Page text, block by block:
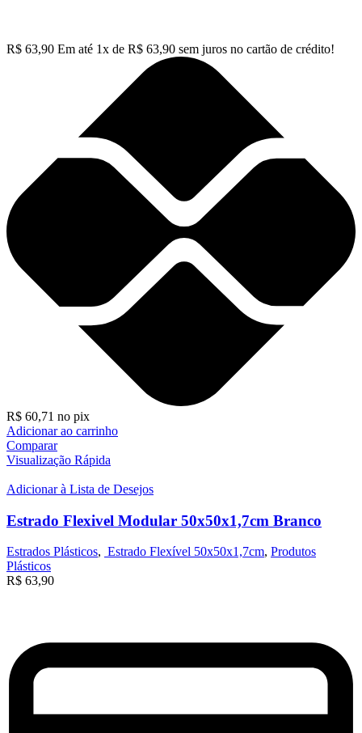
R$ 63,90 Em até 1x de R$ 63,90 sem juros no cartão de crédito!
R$ 60,71 no pix
Adicionar ao carrinho
Comparar
Visualização Rápida
Adicionar à Lista de Desejos
Estrado Flexivel Modular 50x50x1,7cm Branco
Estrados Plásticos, Estrado Flexível 50x50x1,7cm, Produtos
Plásticos
R$ 63,90